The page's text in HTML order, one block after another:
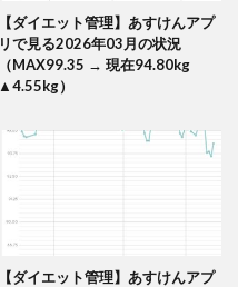
【ダイエット管理】あすけんアプ
リで見る2026年03月の状況
（MAX99.35 → 現在94.80kg
▲4.55kg）
【ダイエット管理】あすけんアプ